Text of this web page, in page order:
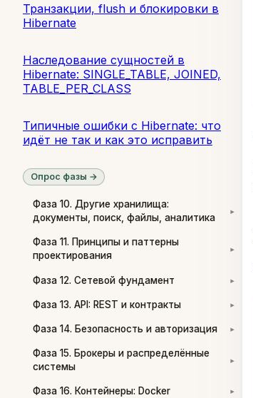
Транзакции, flush и блокировки в
Hibernate
Наследование сущностей в
Hibernate: SINGLE_TABLE, JOINED,
TABLE_PER_CLASS
Типичные ошибки с Hibernate: что
идёт не так и как это исправить
Опрос фазы →
Фаза 10. Другие хранилища:
документы, поиск, файлы, аналитика
▾
Фаза 11. Принципы и паттерны
проектирования
▾
Фаза 12. Сетевой фундамент ▾
Фаза 13. API: REST и контракты ▾
Фаза 14. Безопасность и авторизация ▾
Фаза 15. Брокеры и распределённые
системы
▾
Фаза 16. Контейнеры: Docker ▾